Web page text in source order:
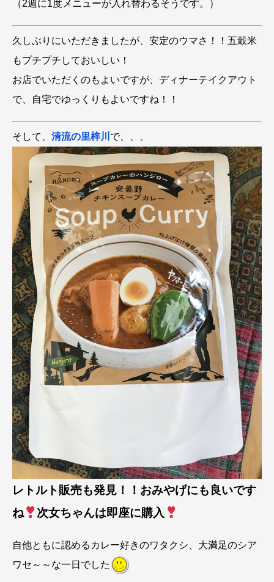
（2週に1度メニューが入れ替わるそうです。）
久しぶりにいただきましたが、安定のウマさ！！五穀米
もプチプチしておいしい！
お店でいただくのもよいですが、ディナーテイクアウト
で、自宅でゆっくりもよいですね！！
そして、 清流の里梓川 で、、、
レトルト販売も発見！！おみやげにも良いです
ね
次女ちゃんは即座に購入
自他ともに認めるカレー好きのワタクシ、大満足のシア
ワセ～～な一日でした